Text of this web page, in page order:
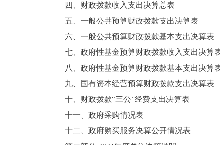
四、财政拨款收入支出决算总表
五、一般公共预算财政拨款支出决算表
六、一般公共预算财政拨款基本支出决算表
七、政府性基金预算财政拨款收入支出决算
八、政府性基金预算财政拨款基本支出决算
九、国有资本经营预算财政拨款支出决算表
十、财政拨款“三公”经费支出决算表
十一、政府采购情况表
十二、政府购买服务决算公开情况表